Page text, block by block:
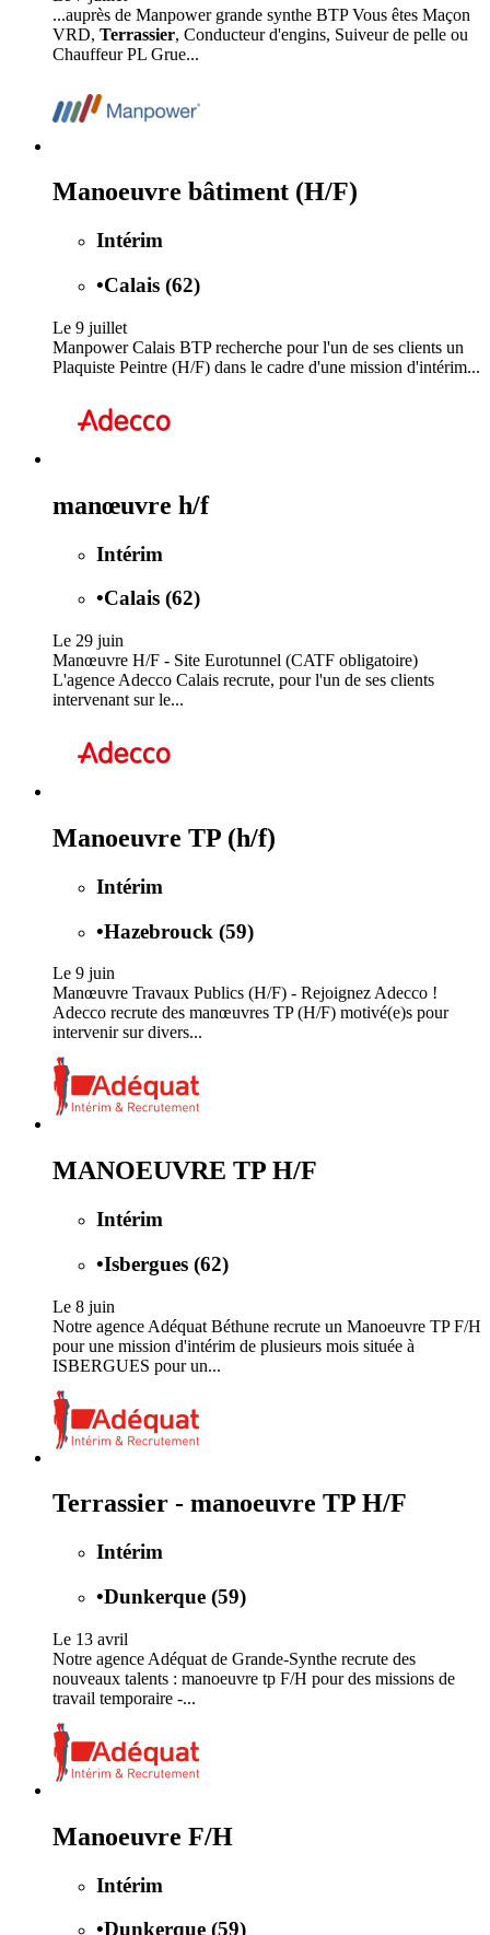
...auprès de Manpower grande synthe BTP Vous êtes Maçon
VRD, Terrassier, Conducteur d'engins, Suiveur de pelle ou
Chauffeur PL Grue...
Manoeuvre bâtiment (H/F)
Intérim
•Calais (62)
Le 9 juillet
Manpower Calais BTP recherche pour l'un de ses clients un
Plaquiste Peintre (H/F) dans le cadre d'une mission d'intérim...
manœuvre h/f
Intérim
•Calais (62)
Le 29 juin
Manœuvre H/F - Site Eurotunnel (CATF obligatoire)
L'agence Adecco Calais recrute, pour l'un de ses clients
intervenant sur le...
Manoeuvre TP (h/f)
Intérim
•Hazebrouck (59)
Le 9 juin
Manœuvre Travaux Publics (H/F) - Rejoignez Adecco !
Adecco recrute des manœuvres TP (H/F) motivé(e)s pour
intervenir sur divers...
MANOEUVRE TP H/F
Intérim
•Isbergues (62)
Le 8 juin
Notre agence Adéquat Béthune recrute un Manoeuvre TP F/H
pour une mission d'intérim de plusieurs mois située à
ISBERGUES pour un...
Terrassier - manoeuvre TP H/F
Intérim
•Dunkerque (59)
Le 13 avril
Notre agence Adéquat de Grande-Synthe recrute des
nouveaux talents : manoeuvre tp F/H pour des missions de
travail temporaire -...
Manoeuvre F/H
Intérim
•Dunkerque (59)